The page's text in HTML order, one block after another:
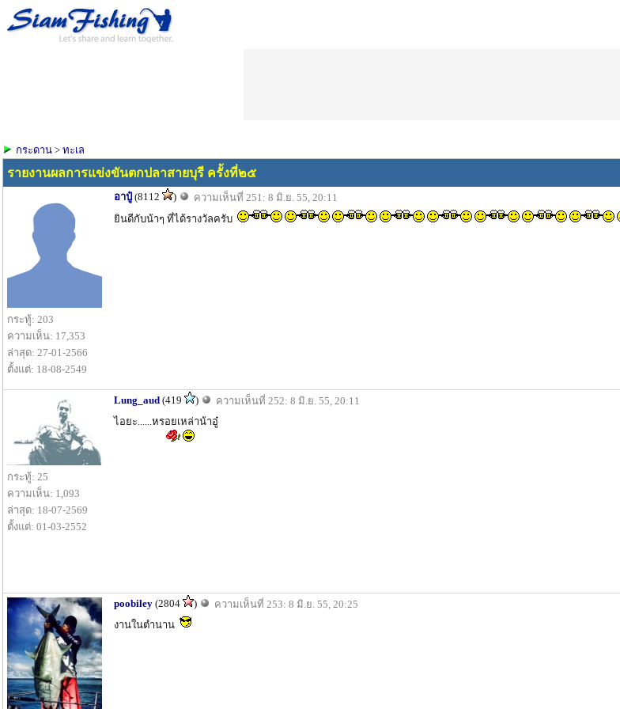
กระดาน > ทะเล
รายงานผลการแข่งขันตกปลาสายบุรี ครั้งที่๒๕
กระทู้: 203
ความเห็น: 17,353
ล่าสุด: 27-01-2566
ตั้งแต่: 18-08-2549
อาปู๋ (8112 )
ความเห็นที่ 251: 8 มิ.ย. 55, 20:11
ยินดีกับน้าๆ ที่ได้รางวัลครับ
กระทู้: 25
ความเห็น: 1,093
ล่าสุด: 18-07-2569
ตั้งแต่: 01-03-2552
Lung_aud (419 )
ความเห็นที่ 252: 8 มิ.ย. 55, 20:11
ไอยะ......หรอยเหล่าน้าอู๋
poobiley (2804 )
ความเห็นที่ 253: 8 มิ.ย. 55, 20:25
งานในตำนาน